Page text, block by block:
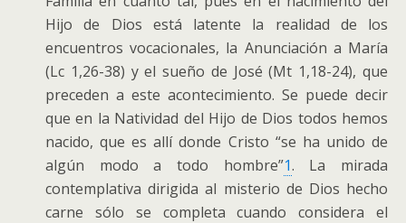
Hijo de Dios está latente la realidad de los
encuentros vocacionales, la Anunciación a María
(Lc 1,26-38) y el sueño de José (Mt 1,18-24), que
preceden a este acontecimiento. Se puede decir
que en la Natividad del Hijo de Dios todos hemos
nacido, que es allí donde Cristo “se ha unido de
algún modo a todo hombre”1. La mirada
contemplativa dirigida al misterio de Dios hecho
carne sólo se completa cuando considera el